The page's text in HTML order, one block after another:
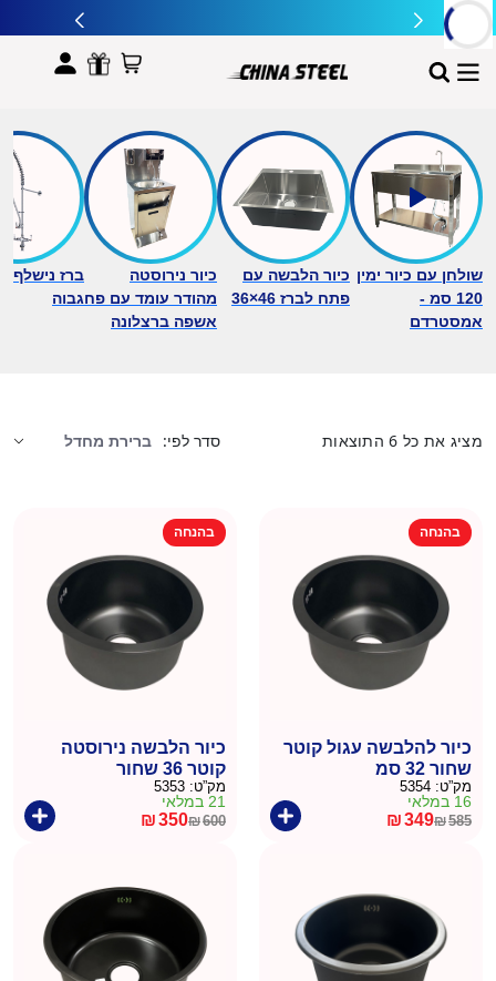
שולחן עם כיור ימין
120 סמ -
אמסטרדם
כיור הלבשה עם
פתח לברז 46×36
כיור נירוסטה
מהודר עומד עם פח
אשפה ברצלונה
ברז נישלף
גבוה
מציג את כל 6 התוצאות סדר לפי:
בהנחה
כיור להלבשה עגול קוטר
שחור 32 סמ
מק”ט: 5354
16 במלאי
₪585
המחיר
₪585.
₪349
המחיר
₪349.
בהנחה
כיור הלבשה נירוסטה
קוטר 36 שחור
מק”ט: 5353
21 במלאי
₪600
המחיר
₪600.
₪350
המחיר
₪350.